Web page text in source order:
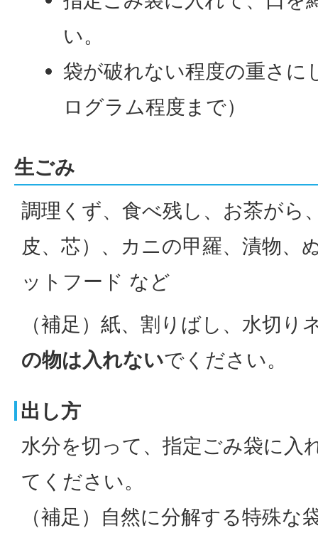
い。
袋が破れない程度の重さに
ログラム程度まで）
生ごみ
調理くず、食べ残し、お茶がら
皮、芯）、カニの甲羅、漬物、
ットフード など
（補足）紙、割りばし、水切り
の物は入れないでください。
出し方
水分を切って、指定ごみ袋に入
てください。
（補足）自然に分解する特殊な